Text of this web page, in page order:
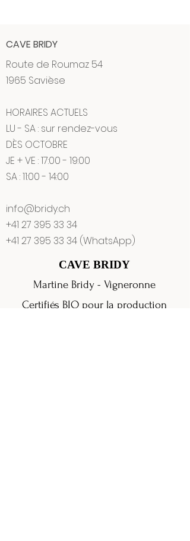
CAVE BRIDY
Route de Roumaz 54
1965 Savièse
HORAIRES ACTUELS
LU - SA : sur rendez-vous
DÈS OCTOBRE
JE + VE : 17:00 - 19:00
SA : 11:00 - 14:00
info@bridy.ch
+41 27 395 33 34
+41 27 395 33 34 (WhatsApp)
CAVE BRIDY
Martine Bridy - Vigneronne
Certifiés BIO pour la production